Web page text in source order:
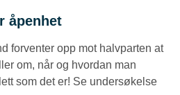
åpenhet
forventer opp mot halvparten at
om, når og hvordan man
som det er! Se undersøkelse